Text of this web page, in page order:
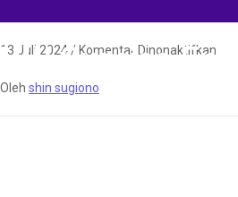
VW Sunrise
13 Juli 2024/ Komentar Dinonaktifkan
Oleh shin sugiono